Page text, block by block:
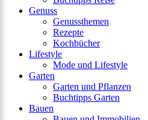
Genuss
Genussthemen
Rezepte
Kochbücher
Lifestyle
Mode und Lifestyle
Garten
Garten und Pflanzen
Buchtipps Garten
Bauen